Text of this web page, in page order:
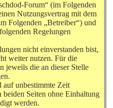
Forum“ (im Folgenden
Nutzungsvertrag mit dem
Folgenden „Betreiber“) und
Regelungen
nicht einverstanden bist,
weiter nutzen. Für die
jeweils die an dieser Stelle
unbestimmte Zeit
beiden Seiten ohne Einhaltung
werden.